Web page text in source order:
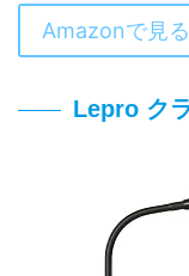
Amazonで見る
Lepro ク